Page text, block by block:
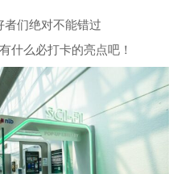
们绝对不能错过
什么必打卡的亮点吧！